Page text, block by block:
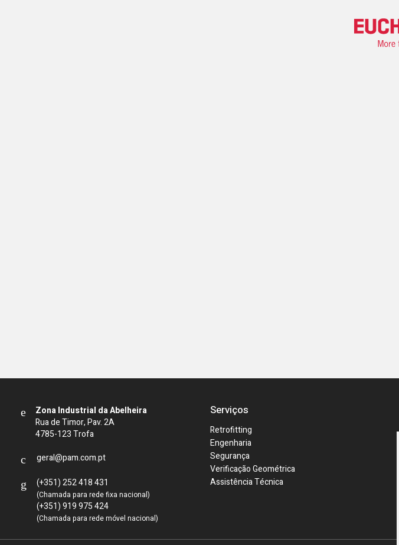
Zona Industrial da Abelheira
Rua de Timor, Pav. 2A
4785-123 Trofa
geral@pam.com.pt
(+351) 252 418 431
(Chamada para rede fixa nacional)
(+351) 919 975 424
(Chamada para rede móvel nacional)
Serviços
Retrofitting
Engenharia
Segurança
Verificação Geométrica
Assistência Técnica